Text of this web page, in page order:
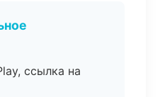
ссылка на